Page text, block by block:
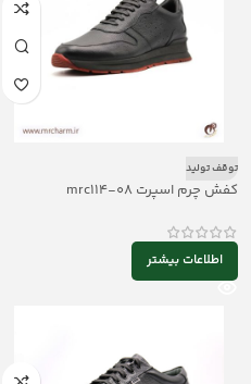
توقف تولید
کفش چرم اسپرت mrc114-08
اطلاعات بیشتر